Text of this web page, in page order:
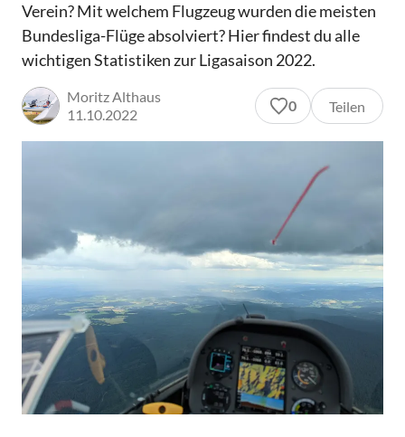
Verein? Mit welchem Flugzeug wurden die meisten
Bundesliga-Flüge absolviert? Hier findest du alle
wichtigen Statistiken zur Ligasaison 2022.
Moritz Althaus
11.10.2022
0 Teilen